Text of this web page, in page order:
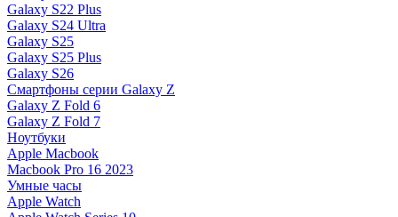
Galaxy S22 Plus
Galaxy S24 Ultra
Galaxy S25
Galaxy S25 Plus
Galaxy S26
Смартфоны серии Galaxy Z
Galaxy Z Fold 6
Galaxy Z Fold 7
Ноутбуки
Apple Macbook
Macbook Pro 16 2023
Умные часы
Apple Watch